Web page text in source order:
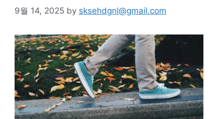
9월 14, 2025 by sksehdgnl@gmail.com